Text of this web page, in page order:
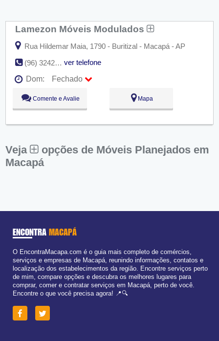
Lamezon Móveis Modulados
Rua Hildemar Maia, 1790 - Buritizal - Macapá - AP
(96) 3242-3212
ver telefone
Dom:
Fechado
Seg:
Ter:
09:00 - 18:00
Qua:
09:00 - 18:00
Sex:
09:00 - 18:00
Dom:
Fechado
Comente e Avalie Mapa
Veja
opções de Móveis Planejados em
Macapá
ENCONTRA MACAPÁ
O EncontraMacapa.com é o guia mais completo de comércios,
serviços e empresas de Macapá, reunindo informações, contatos e
localização dos estabelecimentos da região. Encontre serviços perto
de mim, compare opções e descubra os melhores lugares para
comprar, comer e contratar serviços em Macapá, perto de você.
Encontre o que você precisa agora! 📍🔍